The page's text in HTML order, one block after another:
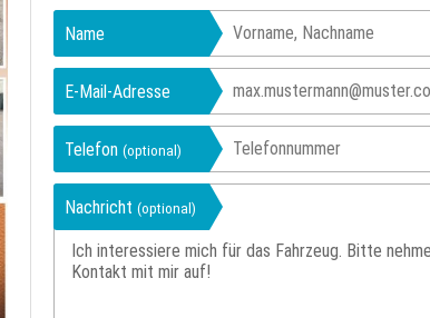
Name
E-Mail-Adresse
Telefon (optional)
Nachricht (optional)